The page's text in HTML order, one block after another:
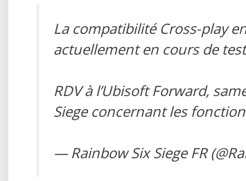
La compatibilité Cross-play
actuellement en cours de
RDV à l’Ubisoft Forward,
Siege concernant les
— Rainbow Six Siege FR